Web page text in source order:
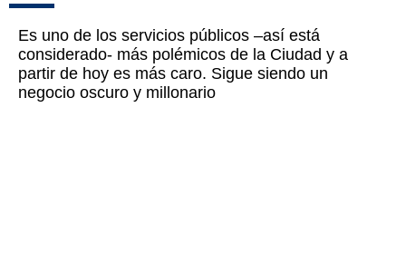
Es uno de los servicios públicos –así está
considerado- más polémicos de la Ciudad y a
partir de hoy es más caro. Sigue siendo un
negocio oscuro y millonario